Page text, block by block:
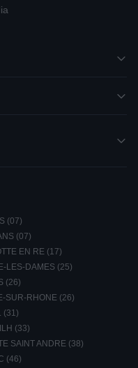
(07)
(07)
EN RE (17)
LES-DAMES (25)
(26)
SUR-RHONE (26)
(31)
(33)
SAINT ANDRE (38)
(46)